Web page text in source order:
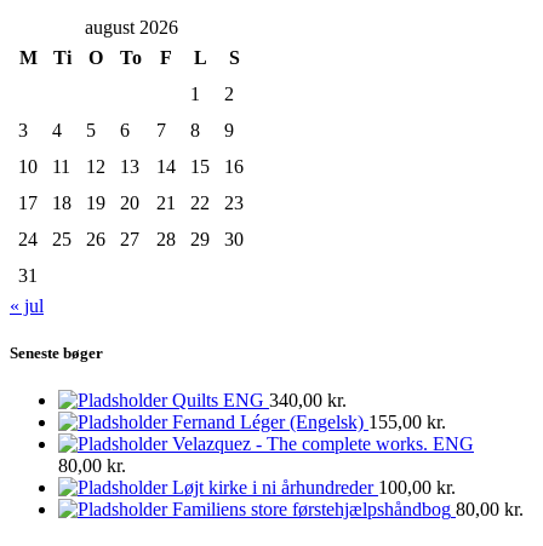
august 2026
M
Ti O To F L
S
1
2
3
4 5 6 7 8
9
10
11 12 13 14 15
16
17
18 19 20 21 22
23
24
25 26 27 28 29
30
31
« jul
Seneste bøger
Quilts ENG 340,00 kr.
Fernand Léger (Engelsk) 155,00 kr.
Velazquez - The complete works. ENG
80,00 kr.
Løjt kirke i ni århundreder 100,00 kr.
Familiens store førstehjælpshåndbog 80,00 kr.